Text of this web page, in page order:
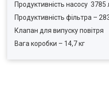
Продуктивність насосу 3785
Продуктивність фільтра –
Клапан для випуску повітря
Вага коробки – 14,7 кг